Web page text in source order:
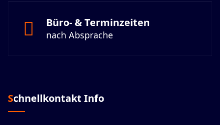
Büro- & Terminzeiten
nach Absprache
Schnellkontakt Info